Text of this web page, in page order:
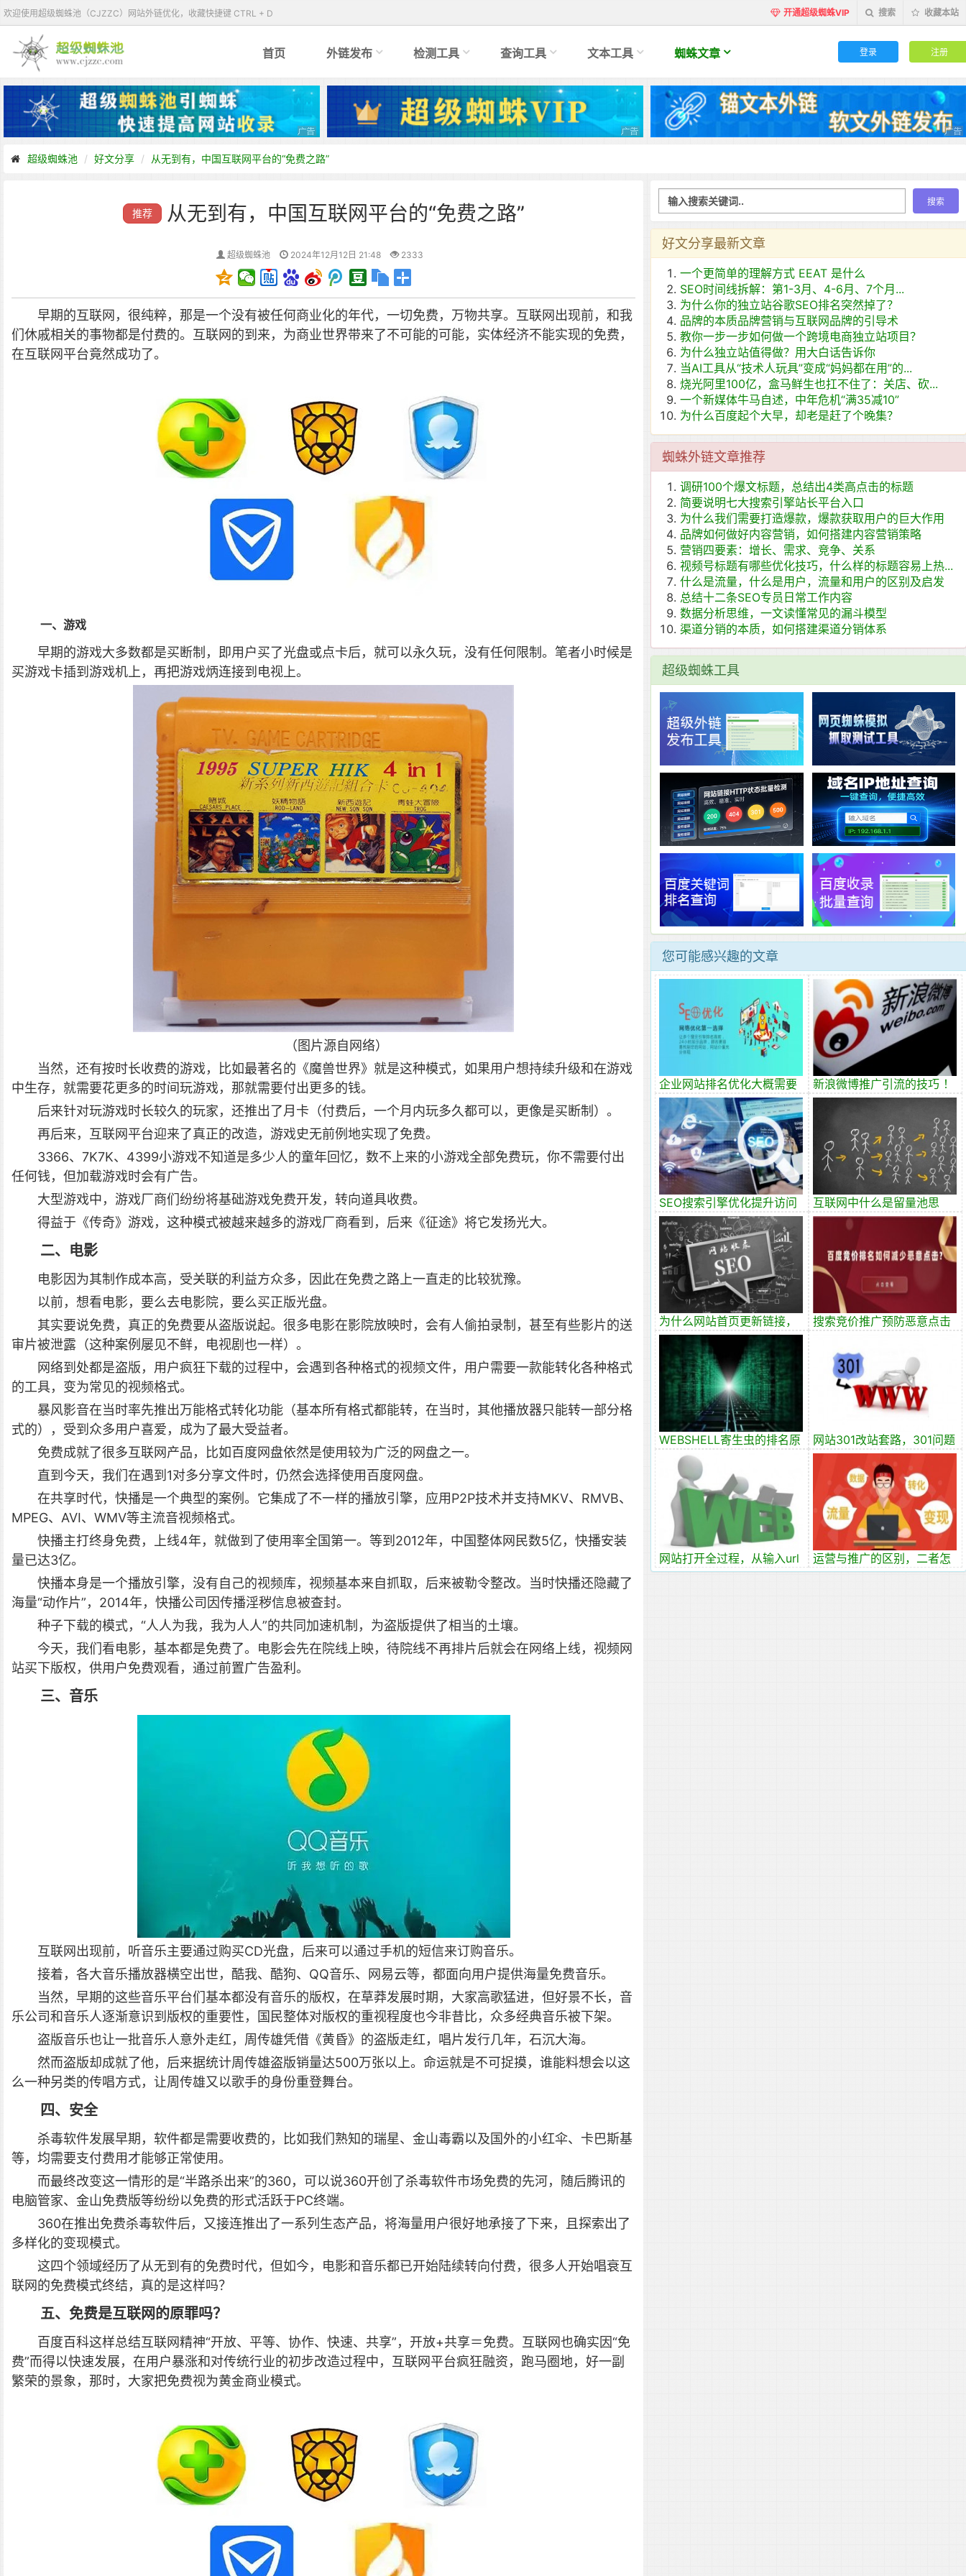
欢迎使用超级蜘蛛池（CJZZC）网站外链优化，收藏快捷键 CTRL + D 开通超级蜘蛛VIP 搜索 收藏本站
首页 外链发布 检测工具 查询工具 文本工具 蜘蛛文章 登录 注册
超级蜘蛛池 好文分享 从无到有，中国互联网平台的“免费之路”
推荐 从无到有，中国互联网平台的“免费之路”
超级蜘蛛池 2024年12月12日 21:48 2333
早期的互联网，很纯粹，那是一个没有被任何商业化的年代，一切免费，万物共享。 互联网出现前，和我
们休戚相关的事物都是付费的。互联网的到来，为商业世界带来了不可能的可能，实体经济不能实现的免费，
在互联网平台竟然成功了。
一、游戏
早期的游戏大多数都是买断制，即用户买了光盘或点卡后，就可以永久玩，没有任何限制。笔者小时候是
买游戏卡插到游戏机上，再把游戏炳连接到电视上。
（图片源自网络）
当然，还有按时长收费的游戏，比如最著名的《魔兽世界》就是这种模式，如果用户想持续升级和在游戏
中生存，就需要花更多的时间玩游戏，那就需要付出更多的钱。
后来针对玩游戏时长较久的玩家，还推出了月卡（付费后，一个月内玩多久都可以，更像是买断制）。
再后来，互联网平台迎来了真正的改造，游戏史无前例地实现了免费。
3366、7K7K、4399小游戏不知道是多少人的童年回忆，数不上来的小游戏全部免费玩，你不需要付出
任何钱，但加载游戏时会有广告。
大型游戏中，游戏厂商们纷纷将基础游戏免费开发，转向道具收费。
得益于《传奇》游戏，这种模式被越来越多的游戏厂商看到，后来《征途》将它发扬光大。
二、电影
电影因为其制作成本高，受关联的利益方众多，因此在免费之路上一直走的比较犹豫。
以前，想看电影，要么去电影院，要么买正版光盘。
其实要说免费，真正的免费要从盗版说起。很多电影在影院放映时，会有人偷拍录制，甚至有些影片的送
审片被泄露（这种案例屡见不鲜，电视剧也一样）。
网络到处都是盗版，用户疯狂下载的过程中，会遇到各种格式的视频文件，用户需要一款能转化各种格式
的工具，变为常见的视频格式。
暴风影音在当时率先推出万能格式转化功能（基本所有格式都能转，在当时，其他播放器只能转一部分格
式的），受到众多用户喜爱，成为了最大受益者。
免费成就了很多互联网产品，比如百度网盘依然是使用较为广泛的网盘之一。
直到今天，我们在遇到1对多分享文件时，仍然会选择使用百度网盘。
在共享时代，快播是一个典型的案例。它集成了不一样的播放引擎，应用P2P技术并支持MKV、RMVB、
MPEG、AVI、WMV等主流音视频格式。
快播主打终身免费，上线4年，就做到了使用率全国第一。等到2012年，中国整体网民数5亿，快播安装
量已达3亿。
快播本身是一个播放引擎，没有自己的视频库，视频基本来自抓取，后来被勒令整改。当时快播还隐藏了
海量“动作片”，2014年，快播公司因传播淫秽信息被查封。
种子下载的模式，“人人为我，我为人人”的共同加速机制，为盗版提供了相当的土壤。
今天，我们看电影，基本都是免费了。电影会先在院线上映，待院线不再排片后就会在网络上线，视频网
站买下版权，供用户免费观看，通过前置广告盈利。
三、音乐
互联网出现前，听音乐主要通过购买CD光盘，后来可以通过手机的短信来订购音乐。
接着，各大音乐播放器横空出世，酷我、酷狗、QQ音乐、网易云等，都面向用户提供海量免费音乐。
当然，早期的这些音乐平台们基本都没有音乐的版权，在草莽发展时期，大家高歌猛进，但好景不长，音
乐公司和音乐人逐渐意识到版权的重要性，国民整体对版权的重视程度也今非昔比，众多经典音乐被下架。
盗版音乐也让一批音乐人意外走红，周传雄凭借《黄昏》的盗版走红，唱片发行几年，石沉大海。
然而盗版却成就了他，后来据统计周传雄盗版销量达500万张以上。命运就是不可捉摸，谁能料想会以这
么一种另类的传唱方式，让周传雄又以歌手的身份重登舞台。
四、安全
杀毒软件发展早期，软件都是需要收费的，比如我们熟知的瑞星、金山毒霸以及国外的小红伞、卡巴斯基
等，均需要支付费用才能够正常使用。
而最终改变这一情形的是“半路杀出来”的360，可以说360开创了杀毒软件市场免费的先河，随后腾讯的
电脑管家、金山免费版等纷纷以免费的形式活跃于PC终端。
360在推出免费杀毒软件后，又接连推出了一系列生态产品，将海量用户很好地承接了下来，且探索出了
多样化的变现模式。
这四个领域经历了从无到有的免费时代，但如今，电影和音乐都已开始陆续转向付费，很多人开始唱衰互
联网的免费模式终结，真的是这样吗？
五、免费是互联网的原罪吗？
百度百科这样总结互联网精神“开放、平等、协作、快速、共享”，开放+共享＝免费。互联网也确实因“免
费”而得以快速发展，在用户暴涨和对传统行业的初步改造过程中，互联网平台疯狂融资，跑马圈地，好一副
繁荣的景象，那时，大家把免费视为黄金商业模式。
好文分享最新文章
一个更简单的理解方式 EEAT 是什么
SEO时间线拆解：第1-3月、4-6月、7个月...
为什么你的独立站谷歌SEO排名突然掉了？
品牌的本质品牌营销与互联网品牌的引导术
教你一步一步如何做一个跨境电商独立站项目？
为什么独立站值得做？用大白话告诉你
当AI工具从“技术人玩具”变成“妈妈都在用”的...
烧光阿里100亿，盒马鲜生也扛不住了：关店、砍...
一个新媒体牛马自述，中年危机“满35减10”
为什么百度起个大早，却老是赶了个晚集？
蜘蛛外链文章推荐
调研100个爆文标题，总结出4类高点击的标题
简要说明七大搜索引擎站长平台入口
为什么我们需要打造爆款，爆款获取用户的巨大作用
品牌如何做好内容营销，如何搭建内容营销策略
营销四要素：增长、需求、竞争、关系
视频号标题有哪些优化技巧，什么样的标题容易上热...
什么是流量，什么是用户，流量和用户的区别及启发
总结十二条SEO专员日常工作内容
数据分析思维，一文读懂常见的漏斗模型
渠道分销的本质，如何搭建渠道分销体系
超级蜘蛛工具
您可能感兴趣的文章
企业网站排名优化大概需要
多少钱？
新浪微博推广引流的技巧 ！
SEO搜索引擎优化提升访问
量的3种SEO策略
互联网中什么是留量池思
维？
为什么网站首页更新链接，
容易被收录？
搜索竞价推广预防恶意点击
WEBSHELL寄生虫的排名原
理和作用分析
网站301改站套路，301问题
实战分享！
网站打开全过程，从输入url
到页面打开的过程
运营与推广的区别，二者怎
样互转？